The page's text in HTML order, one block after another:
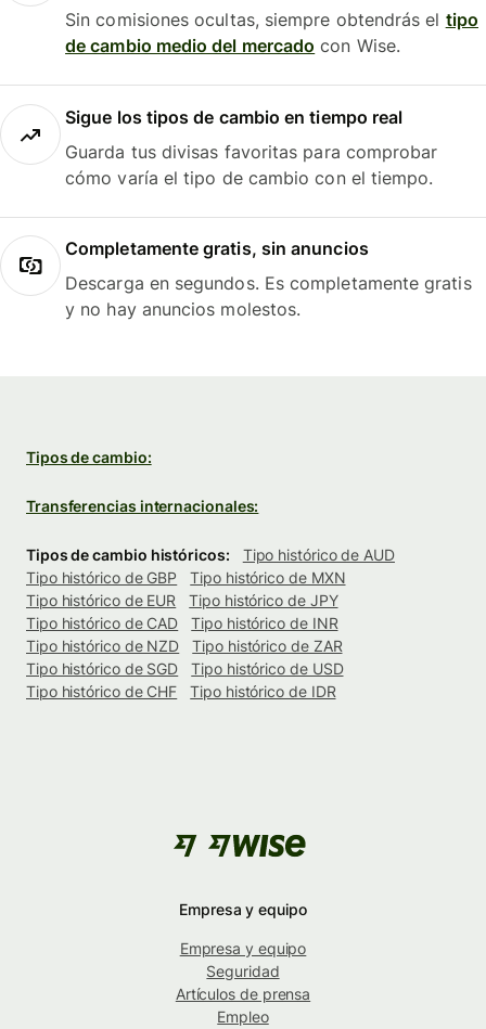
Sin comisiones ocultas, siempre obtendrás el tipo
de cambio medio del mercado con Wise.
Sigue los tipos de cambio en tiempo real
Guarda tus divisas favoritas para comprobar
cómo varía el tipo de cambio con el tiempo.
Completamente gratis, sin anuncios
Descarga en segundos. Es completamente gratis
y no hay anuncios molestos.
Tipos de cambio:
Transferencias internacionales:
Tipos de cambio históricos:
Tipo histórico de AUD
Tipo histórico de GBP
Tipo histórico de MXN
Tipo histórico de EUR
Tipo histórico de JPY
Tipo histórico de CAD
Tipo histórico de INR
Tipo histórico de NZD
Tipo histórico de ZAR
Tipo histórico de SGD
Tipo histórico de USD
Tipo histórico de CHF
Tipo histórico de IDR
Empresa y equipo
Empresa y equipo
Seguridad
Artículos de prensa
Empleo